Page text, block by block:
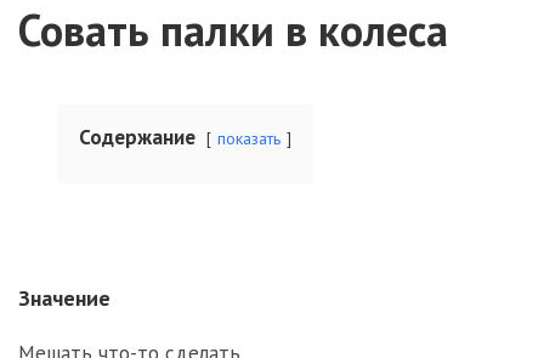
Совать палки в колеса
Содержание показать
Значение